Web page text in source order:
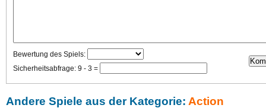
Bewertung des Spiels:
Sicherheitsabfrage: 9 - 3 =
Andere Spiele aus der Kategorie: Action